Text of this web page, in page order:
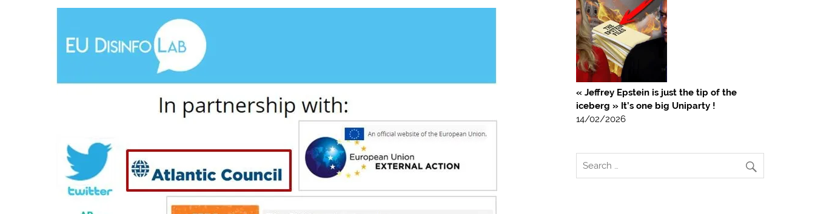
« Jeffrey Epstein is just the tip of the
iceberg » It’s one big Uniparty !
14/02/2026